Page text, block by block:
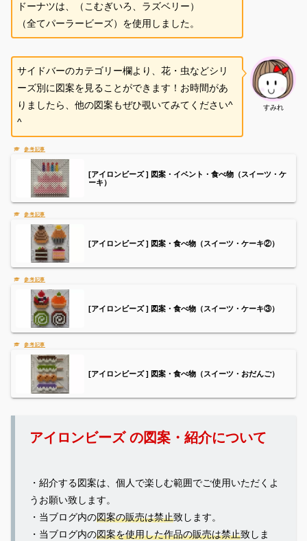
ドーナツは、（こむぎいろ、ラズベリー）
（全てパーラービーズ）を使用しました。
すみれ
サイドバーのカテゴリー欄より、花・虫などシリ
ーズ別に図案を見ることができます！お時間があ
りましたら、他の図案もぜひ覗いてみてください^
^
[アイロンビーズ ] 図案・イベント・食べ物（スイーツ・ケ
ーキ）
[アイロンビーズ ] 図案・食べ物（スイーツ・ケーキ②）
[アイロンビーズ ] 図案・食べ物（スイーツ・ケーキ③）
[アイロンビーズ ] 図案・食べ物（スイーツ・おだんご）
アイロンビーズ の図案・紹介について
・紹介する図案は、個人で楽しむ範囲でご使用いただくよ
うお願い致します。
・当ブログ内の図案の販売は禁止致します。
・当ブログ内の図案を使用した作品の販売は禁止致しま